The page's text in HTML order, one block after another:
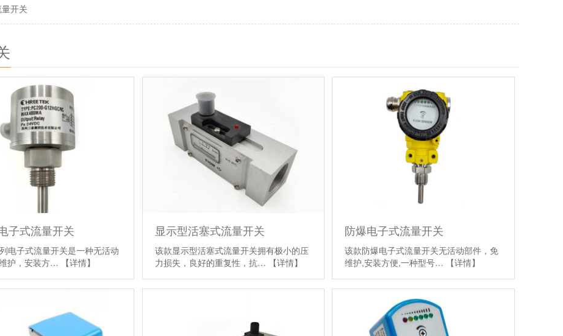
开关
子式流量开关
电子式流量开关是一种无活动
护，安装方…
【详情】
显示型活塞式流量开关
该款显示型活塞式流量开关拥有极小的压
力损失，良好的重复性，抗…
【详情】
防爆电子式流量开关
该款防爆电子式流量开关无活动部件，免
维护,安装方便,一种型号…
【详情】